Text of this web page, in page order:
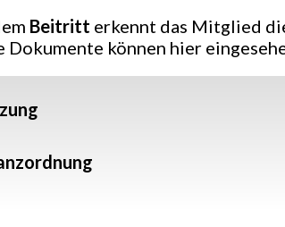
Beitritt erkennt das Mitglied
Dokumente können hier